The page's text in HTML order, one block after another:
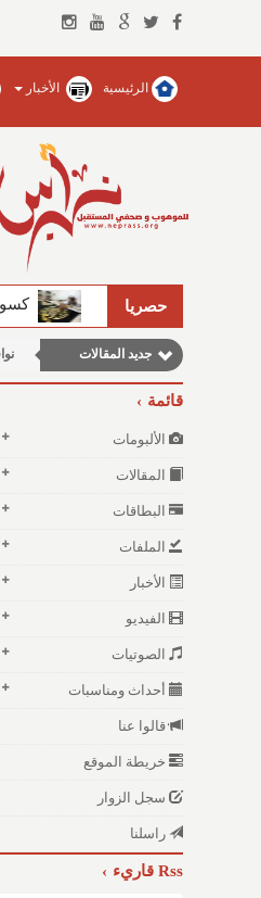
الرئيسية الأخبار
حصريا
جديد المقالات
قائمة
الألبومات
المقالات
البطاقات
الملفات
الأخبار
الفيديو
الصوتيات
أحداث ومناسبات
قالوا عنا
خريطة الموقع
سجل الزوار
راسلنا
Rss قاريء